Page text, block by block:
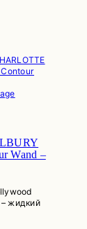
Wand –
– жидкий